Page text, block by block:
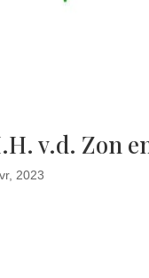
v.d. Zon
2023